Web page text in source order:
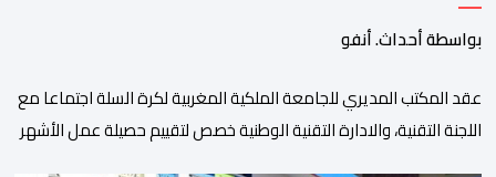
بواسطة أحداث. أنفو
عقد المكتب المديري للجامعة الملكية المغربية لكرة السلة اجتماعا مع
اللجنة التقنية، والادارة التقنية الوطنية خصص لتقييم حصيلة عمل الأشهر